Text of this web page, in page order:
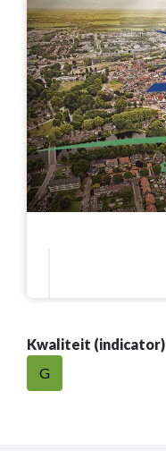
Kwaliteit (indicator)
G